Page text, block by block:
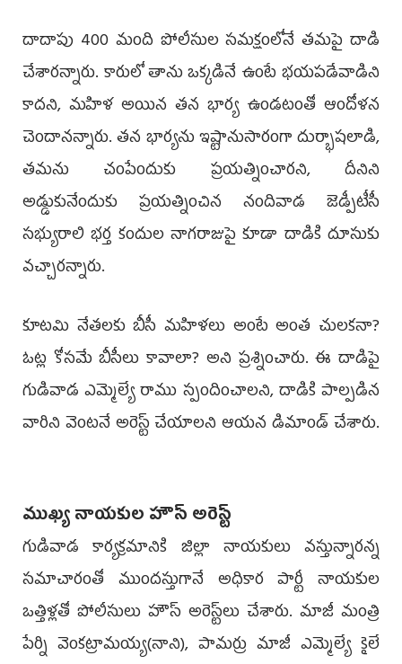
దాదాపు 400 మంది పోలీసుల సమక్షంలోనే తమపై దాడి
చేశారన్నారు. కారులో తాను ఒక్కడినే ఉంటే భయపడేవాడిని
కాదని, మహిళ అయిన తన భార్య ఉండటంతో ఆందోళన
చెందానన్నారు. తన భార్యను ఇష్టానుసారంగా దుర్భాషలాడి,
తమను చంపేందుకు ప్రయత్నించారని, దీనిని
అడ్డుకునేందుకు ప్రయత్నించిన నందివాడ జెడ్పీటీసీ
సభ్యురాలి భర్త కందుల నాగరాజుపై కూడా దాడికి దూసుకు
వచ్చారన్నారు.
కూటమి నేతలకు బీసీ మహిళలు అంటే అంత చులకనా?
ఓట్ల కోసమే బీసీలు కావాలా? అని ప్రశ్నించారు. ఈ దాడిపై
గుడివాడ ఎమ్మెల్యే రాము స్పందించాలని, దాడికి పాల్పడిన
వారిని వెంటనే అరెస్ట్‌ చేయాలని ఆయన డిమాండ్‌ చేశారు.
ముఖ్య నాయకుల హౌస్‌ అరెస్ట్‌
గుడివాడ కార్యక్రమానికి జిల్లా నాయకులు వస్తున్నారన్న
సమాచారంతో ముందస్తుగానే అధికార పార్టీ నాయకుల
ఒత్తిళ్లతో పోలీసులు హౌస్‌ అరెస్ట్‌లు చేశారు. మాజీ మంత్రి
పేర్ని వెంకట్రామయ్య(నాని), పామర్రు మాజీ ఎమ్మెల్యే కైలే